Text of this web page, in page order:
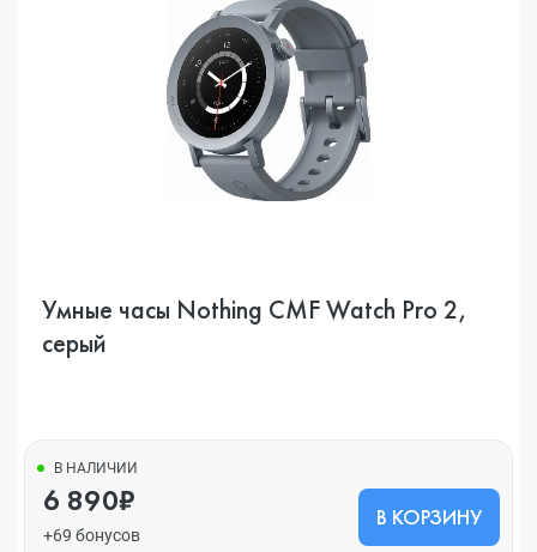
Умные часы Nothing CMF Watch Pro 2,
серый
В НАЛИЧИИ
6 890₽
+69 бонусов
В КОРЗИНУ